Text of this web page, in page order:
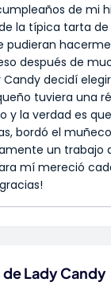
de mi
la típica tarta
pudieran
después de
decidí
tuviera una
y la verdad es
bordó el
un trabajo
mí mereció
Lady Candy